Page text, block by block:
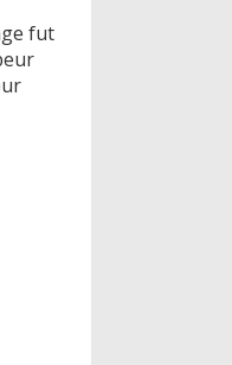
fut